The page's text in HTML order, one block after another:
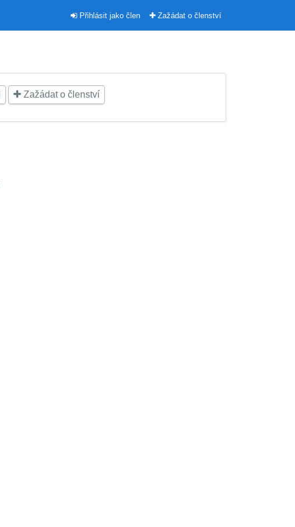
Přihlásit jako člen Zažádat o členství
Zažádat o členství